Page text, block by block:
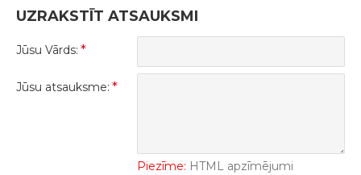
UZRAKSTĪT ATSAUKSMI
Jūsu Vārds:
Jūsu atsauksme:
Piezīme: HTML apzīmējumi